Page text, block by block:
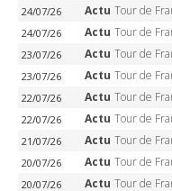
24/07/26 Actu Tour de France 2026 –
24/07/26 Actu Tour de France 2026 –
23/07/26 Actu Tour de France 2026 –
23/07/26 Actu Tour de France 2026 – Étape
22/07/26 Actu Tour de France 2026 –
22/07/26 Actu Tour de France 2026 –
21/07/26 Actu Tour de France 2026 –
20/07/26 Actu Tour de France 2026 – Étape 16 :
20/07/26 Actu Tour de France 2026 –